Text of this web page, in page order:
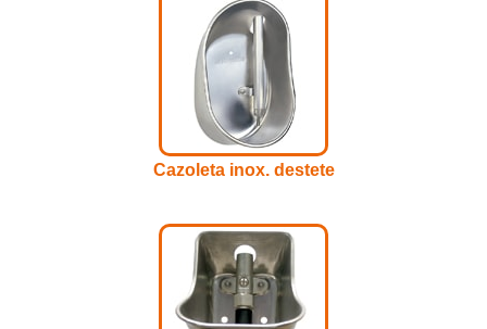
Cazoleta inox. destete